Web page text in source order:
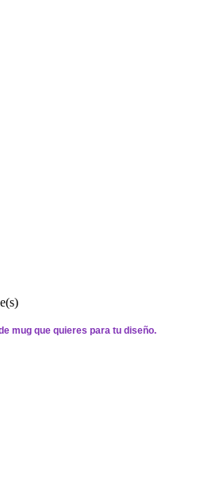
mug que quieres para tu diseño.